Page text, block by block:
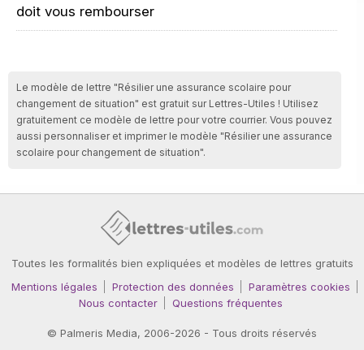
doit vous rembourser
Le modèle de lettre "Résilier une assurance scolaire pour
changement de situation" est gratuit sur Lettres-Utiles ! Utilisez
gratuitement ce modèle de lettre pour votre courrier. Vous pouvez
aussi personnaliser et imprimer le modèle "Résilier une assurance
scolaire pour changement de situation".
Toutes les formalités bien expliquées et modèles de lettres gratuits
Mentions légales
Protection des données
Paramètres cookies
Nous contacter
Questions fréquentes
© Palmeris Media, 2006-2026 - Tous droits réservés